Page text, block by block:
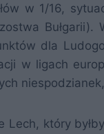
w 1/16,
Bułgarii).
dla
w ligach
Lech, który